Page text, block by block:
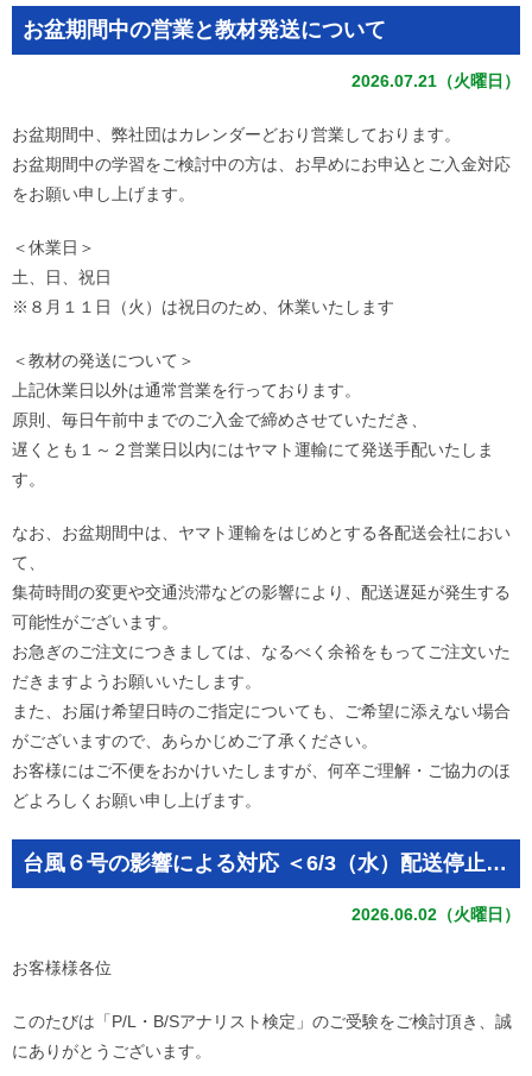
お盆期間中の営業と教材発送について
2026.07.21（火曜日）
お盆期間中、弊社団はカレンダーどおり営業しております。
お盆期間中の学習をご検討中の方は、お早めにお申込とご入金対応
をお願い申し上げます。
＜休業日＞
土、日、祝日
※８月１１日（火）は祝日のため、休業いたします
＜教材の発送について＞
上記休業日以外は通常営業を行っております。
原則、毎日午前中までのご入金で締めさせていただき、
遅くとも１～２営業日以内にはヤマト運輸にて発送手配いたしま
す。
なお、お盆期間中は、ヤマト運輸をはじめとする各配送会社におい
て、
集荷時間の変更や交通渋滞などの影響により、配送遅延が発生する
可能性がございます。
お急ぎのご注文につきましては、なるべく余裕をもってご注文いた
だきますようお願いいたします。
また、お届け希望日時のご指定についても、ご希望に添えない場合
がございますので、あらかじめご了承ください。
お客様にはご不便をおかけいたしますが、何卒ご理解・ご協力のほ
どよろしくお願い申し上げます。
台風６号の影響による対応 ＜6/3（水）配送停止とそのほかの対応＞について
2026.06.02（火曜日）
お客様様各位
このたびは「P/L・B/Sアナリスト検定」のご受験をご検討頂き、誠
にありがとうございます。